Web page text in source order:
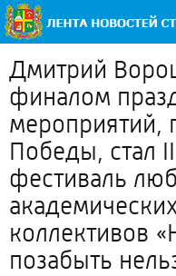
Дмитрий
финалом
Победы, стал
фестиваль
коллективов
позабыть